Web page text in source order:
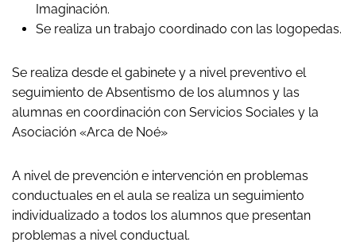
Imaginación.
Se realiza un trabajo coordinado con las logopedas.
Se realiza desde el gabinete y a nivel preventivo el
seguimiento de Absentismo de los alumnos y las
alumnas en coordinación con Servicios Sociales y la
Asociación «Arca de Noé»
A nivel de prevención e intervención en problemas
conductuales en el aula se realiza un seguimiento
individualizado a todos los alumnos que presentan
problemas a nivel conductual.